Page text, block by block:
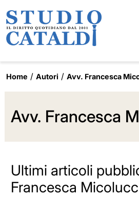
Home Autori Avv. Francesca
Avv. Francesca
Ultimi articoli
Francesca